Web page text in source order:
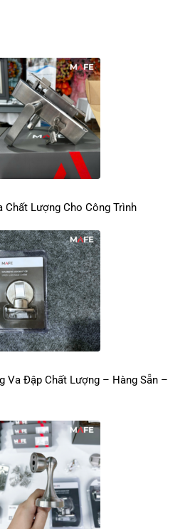
Chất Lượng Cho Công Trình
Va Đập Chất Lượng – Hàng Sẵn –